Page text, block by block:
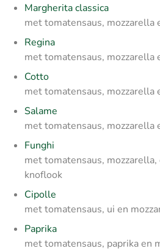
Margherita classica
met tomatensaus, mozzarella
Regina
met tomatensaus, mozzarella
Cotto
met tomatensaus, mozzarella
Salame
met tomatensaus, mozzarella
Funghi
met tomatensaus, mozzarella,
knoflook
Cipolle
met tomatensaus, ui en
Paprika
met tomatensaus, paprika en